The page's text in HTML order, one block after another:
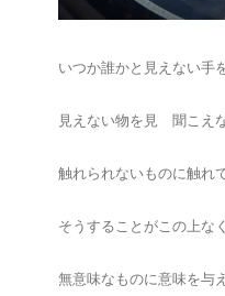
いつか誰かと見えない手
見えない物を見 聞こえ
触れられないものに触れ
そうすることがこの上な
無意味なものに意味を与え